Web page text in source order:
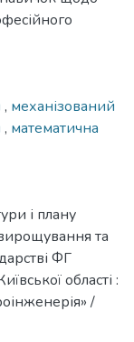
, механізований
, математична
і плану
та
ФГ
області :
/